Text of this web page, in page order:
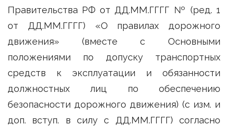
Правительства РФ от ДД.ММ.ГГГГ № (ред. 1
от ДД.ММ.ГГГГ) «О правилах дорожного
движения» (вместе с Основными
положениями по допуску транспортных
средств к эксплуатации и обязанности
должностных лиц по обеспечению
безопасности дорожного движения) (с изм. и
доп. вступ. в силу с ДД.ММ.ГГГГ) согласно